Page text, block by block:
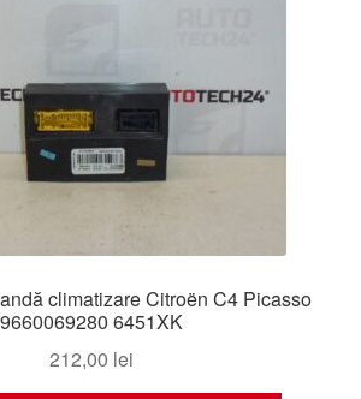
climatizare Citroën C4 Picasso
9660069280 6451XK
212,00 lei